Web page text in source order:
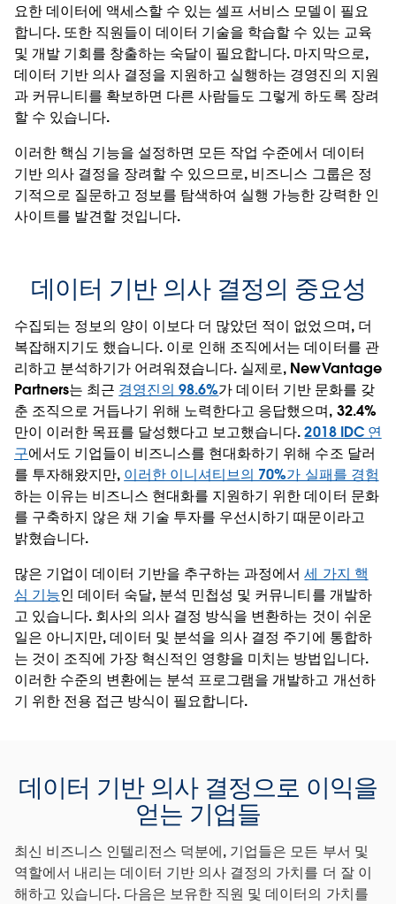
요한 데이터에 액세스할 수 있는 셀프 서비스 모델이 필요
합니다. 또한 직원들이 데이터 기술을 학습할 수 있는 교육
및 개발 기회를 창출하는 숙달이 필요합니다. 마지막으로,
데이터 기반 의사 결정을 지원하고 실행하는 경영진의 지원
과 커뮤니티를 확보하면 다른 사람들도 그렇게 하도록 장려
할 수 있습니다.
이러한 핵심 기능을 설정하면 모든 작업 수준에서 데이터
기반 의사 결정을 장려할 수 있으므로, 비즈니스 그룹은 정
기적으로 질문하고 정보를 탐색하여 실행 가능한 강력한 인
사이트를 발견할 것입니다.
데이터 기반 의사 결정의 중요성
수집되는 정보의 양이 이보다 더 많았던 적이 없었으며, 더
복잡해지기도 했습니다. 이로 인해 조직에서는 데이터를 관
리하고 분석하기가 어려워졌습니다. 실제로, NewVantage
Partners는 최근 경영진의 98.6%가 데이터 기반 문화를 갖
춘 조직으로 거듭나기 위해 노력한다고 응답했으며, 32.4%
만이 이러한 목표를 달성했다고 보고했습니다.2018 IDC 연
구에서도 기업들이 비즈니스를 현대화하기 위해 수조 달러
를 투자해왔지만, 이러한 이니셔티브의 70%가 실패를 경험
하는 이유는 비즈니스 현대화를 지원하기 위한 데이터 문화
를 구축하지 않은 채 기술 투자를 우선시하기 때문이라고
밝혔습니다.
많은 기업이 데이터 기반을 추구하는 과정에서세 가지 핵
심 기능인 데이터 숙달, 분석 민첩성 및 커뮤니티를 개발하
고 있습니다. 회사의 의사 결정 방식을 변환하는 것이 쉬운
일은 아니지만, 데이터 및 분석을 의사 결정 주기에 통합하
는 것이 조직에 가장 혁신적인 영향을 미치는 방법입니다.
이러한 수준의 변환에는 분석 프로그램을 개발하고 개선하
기 위한 전용 접근 방식이 필요합니다.
데이터 기반 의사 결정으로 이익을
얻는 기업들
최신 비즈니스 인텔리전스 덕분에, 기업들은 모든 부서 및
역할에서 내리는 데이터 기반 의사 결정의 가치를 더 잘 이
해하고 있습니다. 다음은 보유한 직원 및 데이터의 가치를